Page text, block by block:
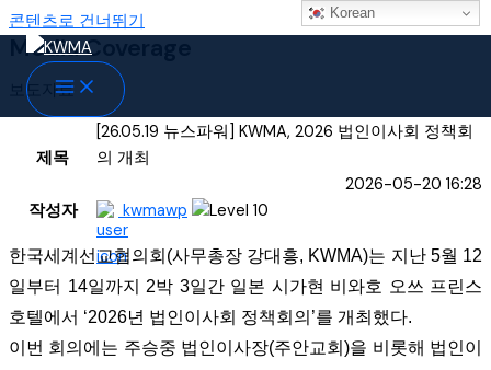
콘텐츠로 건너뛰기
Media Coverage
보도자료
제목
[26.05.19 뉴스파워] KWMA, 2026 법인이사회 정책회
의 개최
2026-05-20 16:28
작성자
kwmawp
한국세계선교협의회(사무총장 강대흥, KWMA)는 지난 5월 12
일부터 14일까지 2박 3일간 일본 시가현 비와호 오쓰 프린스
호텔에서 ‘2026년 법인이사회 정책회의’를 개최했다.
이번 회의에는 주승중 법인이사장(주안교회)을 비롯해 법인이
Korean